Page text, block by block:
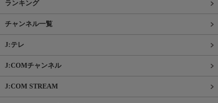
ランキング
チャンネル一覧
J:テレ
J:COMチャンネル
J:COM STREAM